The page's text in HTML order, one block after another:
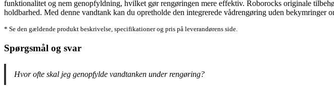
funktionalitet og nem genopfyldning, hvilket gør rengøringen mere effektiv. Roborocks originale
holdbarhed. Med denne vandtank kan du opretholde den integrerede vådrengøring uden
* Se den gældende produkt beskrivelse, specifikationer og pris på leverandørens side.
Spørgsmål og svar
Hvor ofte skal jeg genopfylde vandtanken under rengøring?